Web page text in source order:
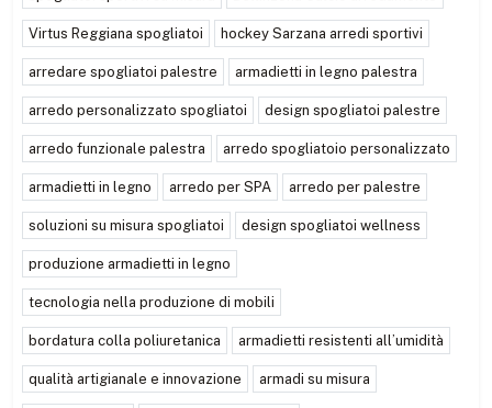
Virtus Reggiana spogliatoi hockey Sarzana arredi sportivi
arredare spogliatoi palestre armadietti in legno palestra
arredo personalizzato spogliatoi design spogliatoi palestre
arredo funzionale palestra arredo spogliatoio personalizzato
armadietti in legno arredo per SPA arredo per palestre
soluzioni su misura spogliatoi design spogliatoi wellness
produzione armadietti in legno
tecnologia nella produzione di mobili
bordatura colla poliuretanica armadietti resistenti all’umidità
qualità artigianale e innovazione armadi su misura